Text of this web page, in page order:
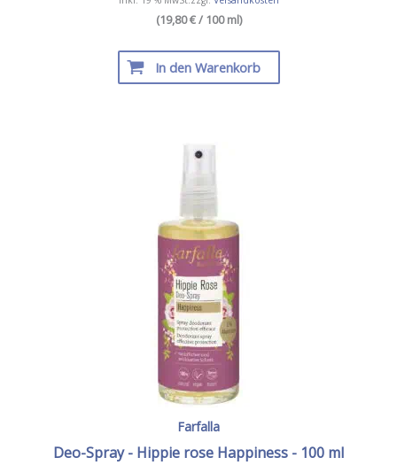
(19,80 € / 100 ml)
In den Warenkorb
Farfalla
Deo-Spray - Hippie rose Happiness - 100 ml